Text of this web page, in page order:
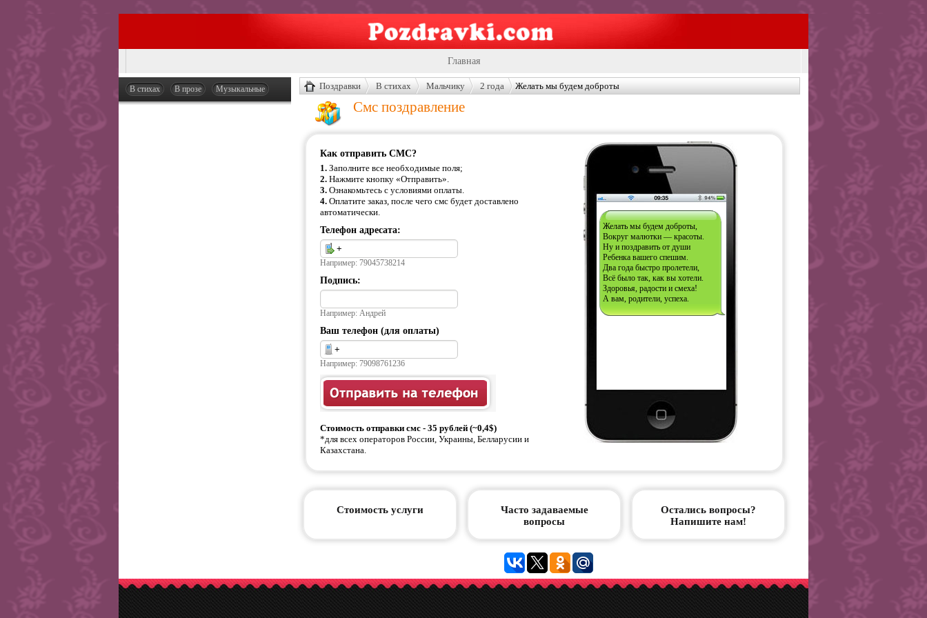
Главная
Открытки
Сценарии
Стенгазеты
Что подарить?
Контакты
В стихах В прозе Музыкальные Поздравки В стихах Мальчику 2 года Желать мы будем доброты
Смс поздравление
Как отправить СМС?
1. Заполните все необходимые поля;
2. Нажмите кнопку «Отправить».
3. Ознакомьтесь с условиями оплаты.
4. Оплатите заказ, после чего смс будет доставлено
автоматически.
Телефон адресата:
Например: 79045738214
Подпись:
Например: Андрей
Ваш телефон (для оплаты)
Например: 79098761236
Стоимость отправки смс - 35 рублей (~0,4$)
*для всех операторов России, Украины, Белларусии и
Казахстана.
Желать мы будем доброты,
Вокруг малютки — красоты.
Ну и поздравить от души
Ребенка вашего спешим.
Два года быстро пролетели,
Всё было так, как вы хотели.
Здоровья, радости и смеха!
А вам, родители, успеха.
Стоимость услуги
Часто задаваемые
вопросы
Остались вопросы?
Напишите нам!